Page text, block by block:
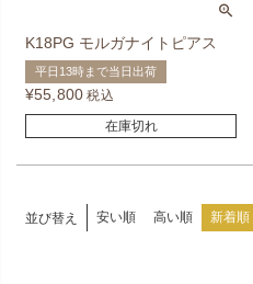
K18PG モルガナイトピアス
平日13時まで当日出荷
¥55,800 税込
在庫切れ
並び替え 安い順 高い順 新着順